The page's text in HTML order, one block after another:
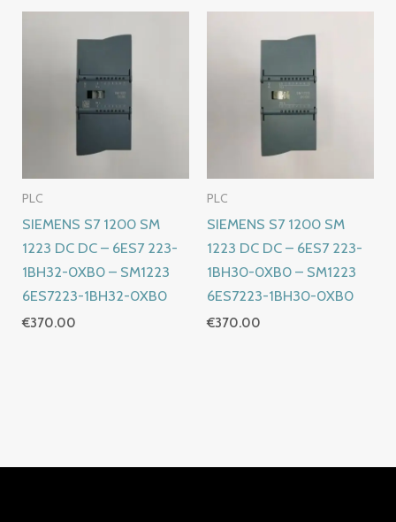
PLC
SIEMENS S7 1200 SM
1223 DC DC – 6ES7 223-
1BH32-0XB0 – SM1223
6ES7223-1BH32-0XB0
€370.00
PLC
SIEMENS S7 1200 SM
1223 DC DC – 6ES7 223-
1BH30-0XB0 – SM1223
6ES7223-1BH30-0XB0
€370.00